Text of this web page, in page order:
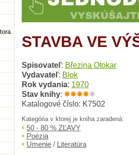
STAVBA VE
Spisovateľ: Březina Otokar
Vydavateľ: Blok
Rok vydania: 1970
Stav knihy:
Katalogové číslo: K7502
Kategória v ktorej je kniha zaradená:
50 - 80 % ZĽAVY
Poézia
Umenie / Literatúra